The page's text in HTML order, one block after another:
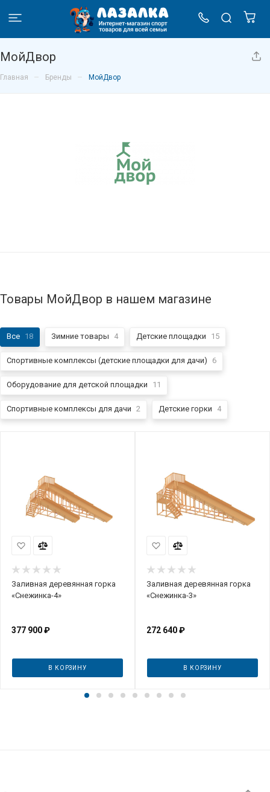
МойДвор
Главная – Бренды – МойДвор
Товары МойДвор в нашем магазине
Все 18 Зимние товары 4 Детские площадки 15
Спортивные комплексы (детские площадки для дачи) 6
Оборудование для детской площадки 11
Спортивные комплексы для дачи 2 Детские горки 4
Заливная деревянная горка
«Снежинка-4»
377 900₽
В КОРЗИНУ
Заливная деревянная горка
«Снежинка-3»
272 640₽
В КОРЗИНУ